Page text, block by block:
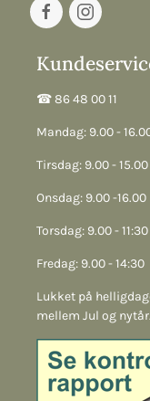
☎︎ 86 48 00 11
Mandag: 9.00 -
Tirsdag: 9.00 - 15.00
Onsdag: 9.00 -16.00
Torsdag: 9.00 -
Fredag: 9.00 - 14:30
Lukket på
mellem Jul og nytår.